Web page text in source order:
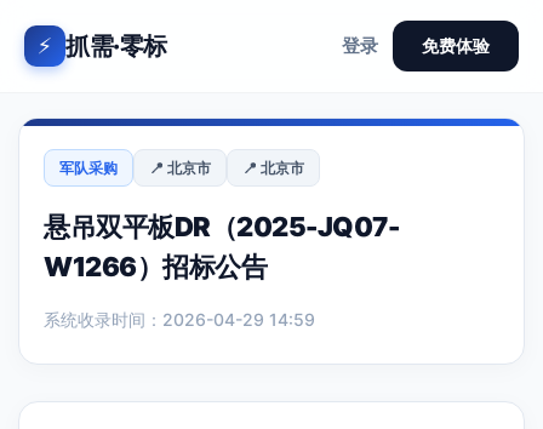
⚡ 抓需·零标 登录 免费体验
军队采购 📍 北京市 📍 北京市
悬吊双平板DR（2025-JQ07-
W1266）招标公告
系统收录时间：2026-04-29 14:59